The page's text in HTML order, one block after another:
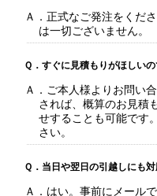
Ａ．正式なご発注をくだ
は一切ございません。
Ｑ．すぐに見積もりがほしい
Ａ．ご本人様よりお問い
されば、概算のお見積
せすることも可能です
さい。
Ｑ．当日や翌日の引越しにも
Ａ．はい。事前にメール